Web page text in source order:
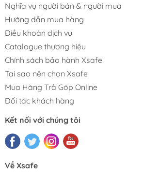
Nghĩa vụ người bán & người mua
Hướng dẫn mua hàng
Điều khoản dịch vụ
Catalogue thương hiệu
Chính sách bảo hành Xsafe
Tại sao nên chọn Xsafe
Mua Hàng Trả Góp Online
Đối tác khách hàng
Kết nối với chúng tôi
Về Xsafe